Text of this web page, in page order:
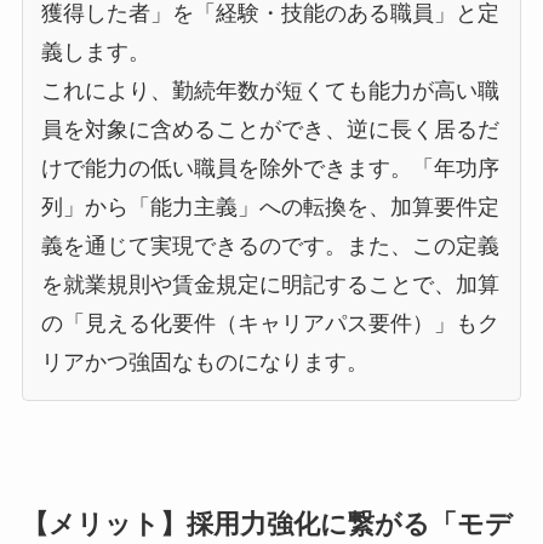
獲得した者」を「経験・技能のある職員」と定
義します。
これにより、勤続年数が短くても能力が高い職
員を対象に含めることができ、逆に長く居るだ
けで能力の低い職員を除外できます。「年功序
列」から「能力主義」への転換を、加算要件定
義を通じて実現できるのです。また、この定義
を就業規則や賃金規定に明記することで、加算
の「見える化要件（キャリアパス要件）」もク
リアかつ強固なものになります。
【メリット】採用力強化に繋がる「モデ